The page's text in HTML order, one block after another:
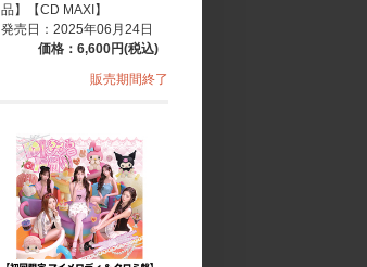
品】【CD MAXI】
発売日：2025年06月24日
価格：6,600円(税込)
販売期間終了